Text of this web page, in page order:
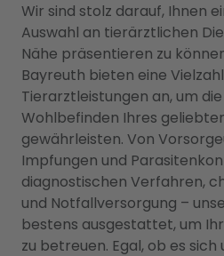
Wir sind stolz darauf, Ihnen
Auswahl an tierärztlichen
Nähe präsentieren zu
Bayreuth bieten eine
Tierarztleistungen an, um
Wohlbefinden Ihres
gewährleisten. Von
Impfungen und
diagnostischen Verfahren,
und Notfallversorgung –
bestens ausgestattet, um
zu betreuen. Egal, ob es sich